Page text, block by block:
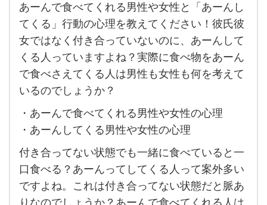
あー
ん
で食
べ
て
く
れ
性や
女性
と
あーんで食べてくれる男性や女性と「あーんし
てくる」行動の心理を教えてください！彼氏彼
女ではなく付き合っていないのに、あーんして
くる人っていますよね？実際に食べ物をあーん
で食べさえてくる人は男性も女性も何を考えて
いるのでしょうか？
・あーんで食べてくれる男性や女性の心理
・あーんしてくる男性や女性の心理
付き合ってない状態でも一緒に食べていると一
口食べる？あーんってしてくる人って案外多い
ですよね。これは付き合ってない状態だと脈あ
りなのでしょうか？あーんで食べてくれる人は